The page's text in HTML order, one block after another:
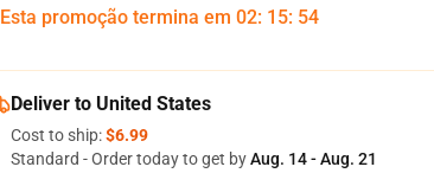
Esta promoção termina em 02: 15: 53
Deliver to United States
Cost to ship:$6.99
Standard - Order today to get byAug. 14 - Aug. 21